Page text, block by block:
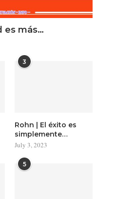
es más…
3
Rohn | El éxito es
simplemente…
July 3, 2023
5